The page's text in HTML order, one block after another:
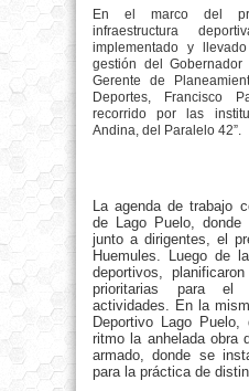
En el marco del
infraestructura
implementado y
gestión del
Gerente de
Deportes, Francisco
recorrido por las
Andina, del Paralelo 42”.
La agenda de trabajo
de Lago Puelo,
junto a dirigentes, el
Huemules. Luego de
deportivos,
prioritarias para el
actividades. En la
Deportivo Lago
ritmo la anhelada obra
armado, donde se
para la práctica de